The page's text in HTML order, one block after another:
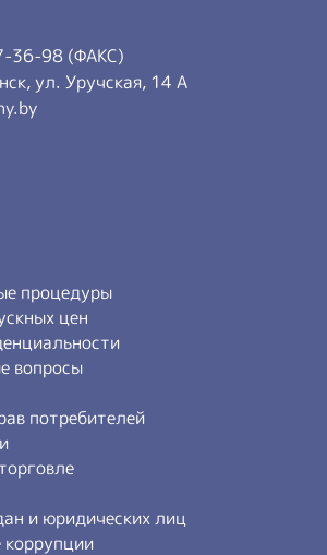
36-98 (ФАКС)
ул. Уручская, 14 А
процедуры
цен
вопросы
потребителей
и юридических лиц
коррупции